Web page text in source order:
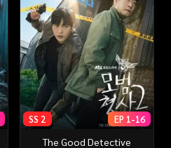
SS 2 EP 1-16
The Good Detective